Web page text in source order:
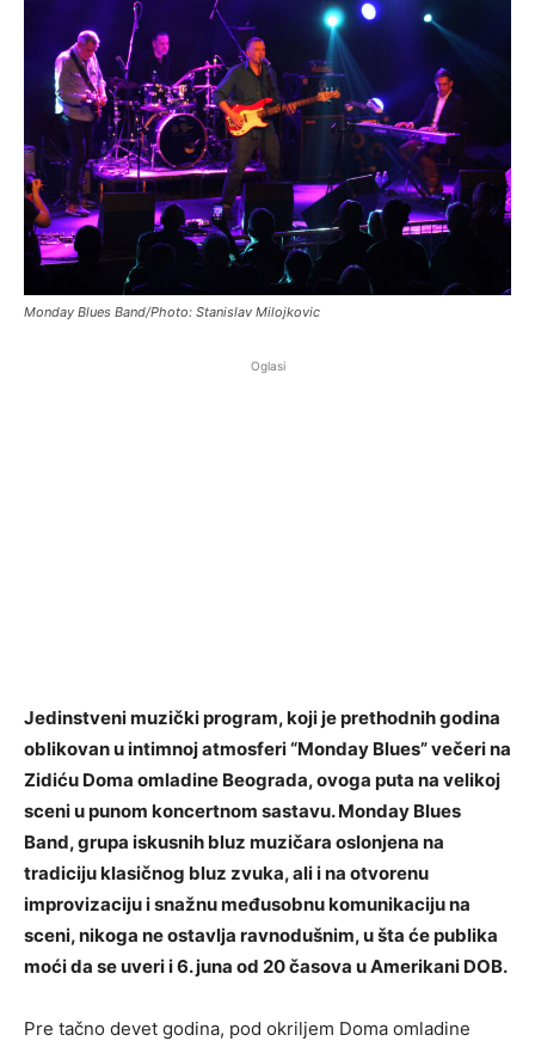
Monday Blues Band/Photo: Stanislav Milojkovic
Oglasi
Jedinstveni muzički program, koji je prethodnih godina
oblikovan u intimnoj atmosferi “Monday Blues” večeri na
Zidiću Doma omladine Beograda, ovoga puta na velikoj
sceni u punom koncertnom sastavu. Monday Blues
Band, grupa iskusnih bluz muzičara oslonjena na
tradiciju klasičnog bluz zvuka, ali i na otvorenu
improvizaciju i snažnu međusobnu komunikaciju na
sceni, nikoga ne ostavlja ravnodušnim, u šta će publika
moći da se uveri i 6. juna od 20 časova u Amerikani DOB.
Pre tačno devet godina, pod okriljem Doma omladine